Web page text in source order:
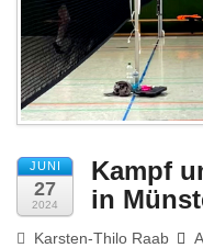
JUNI
27
2024
Kampf
in
Karsten-Thilo Raab